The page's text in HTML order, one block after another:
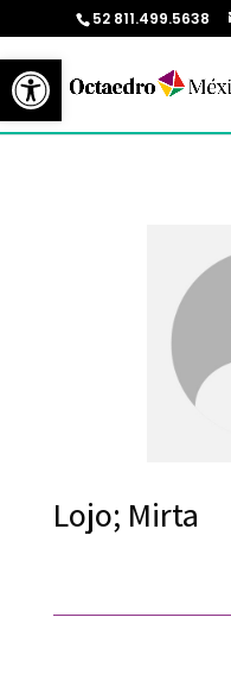
Abrir barra de herramientas
52 811.499.5638
Lojo; Mirta